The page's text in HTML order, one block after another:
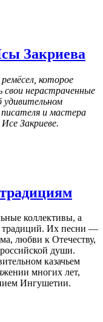
Закриева
которое
нерастраченные
удивительном
и мастера
Закриеве.
коллективы, а
традиций. Их песни —
любви к Отечеству,
души.
казачьем
многих лет,
Ингушетии.